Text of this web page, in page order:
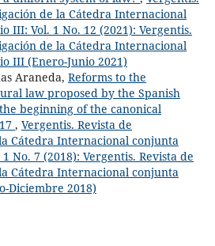
de la Cátedra Internacional
III: Vol. 1 No. 12 (2021): Vergentis.
de la Cátedra Internacional
III (Enero-Junio 2021)
Araneda, Reforms to the
law proposed by the Spanish
beginning of the canonical
, Vergentis. Revista de
Cátedra Internacional conjunta
No. 7 (2018): Vergentis. Revista de
Cátedra Internacional conjunta
Diciembre 2018)